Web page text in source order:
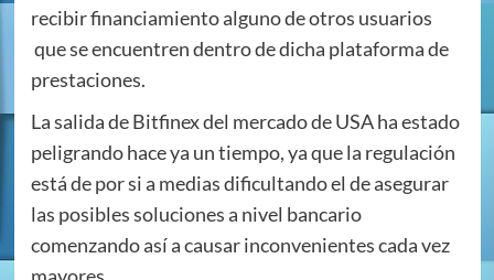
recibir financiamiento alguno de otros usuarios
que se encuentren dentro de dicha plataforma de
prestaciones.
La salida de Bitfinex del mercado de USA ha estado
peligrando hace ya un tiempo, ya que la regulación
está de por si a medias dificultando el de asegurar
las posibles soluciones a nivel bancario
comenzando así a causar inconvenientes cada vez
mayores.